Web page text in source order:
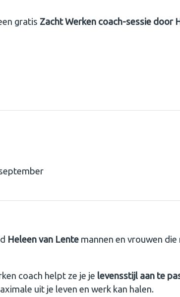
gratis Zacht Werken coach-sessie door
Heleen van Lente mannen en vrouwen
coach helpt ze je je levensstijl aan te
uit je leven en werk kan halen.